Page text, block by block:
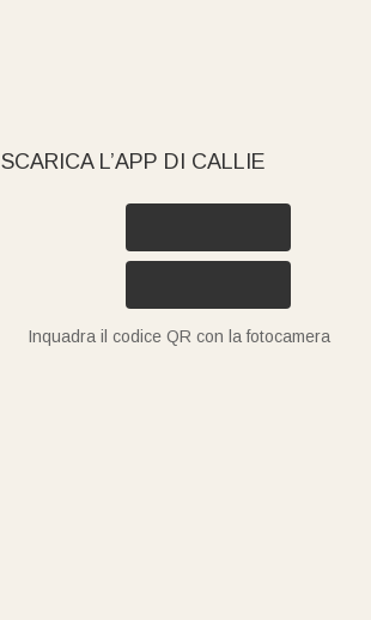
SCARICA L’APP DI CALLIE
Inquadra il codice QR con la fotocamera